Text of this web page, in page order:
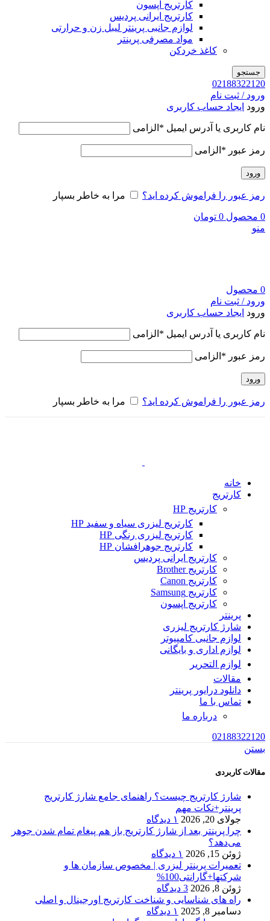
کارتریج اپسون
کارتریج ایرانی پردیس
لوازم جانبی پرینتر لیبل زن و حرارتی
مواد مصرفی پرینتر
کاغذ خردکن
جستجو
02188322120
ورود / ثبت نام
ورود ایجاد حساب کاربری
نام کاربری یا آدرس ایمیل * الزامی
رمز عبور * الزامی
ورود
رمز عبور را فراموش کرده اید؟ مرا به خاطر بسپار
0 محصول 0 تومان
منو
0 محصول
ورود / ثبت نام
ورود ایجاد حساب کاربری
نام کاربری یا آدرس ایمیل * الزامی
رمز عبور * الزامی
ورود
رمز عبور را فراموش کرده اید؟ مرا به خاطر بسپار
خانه
کارتریج
کارتریج HP
کارتریج لیزری سیاه و سفید HP
کارتریج لیزری رنگی HP
کارتریج جوهرافشان HP
کارتریج ایرانی پردیس
کارتریج Brother
کارتریج Canon
کارتریج Samsung
کارتریج اپسون
پرینتر
شارژ کارتریج لیزری
لوازم جانبی کامپیوتر
لوازم اداری و بایگانی
لوازم التحریر
مقالات
دانلود درایور پرینتر
تماس با ما
درباره ما
02188322120
بستن
مقالات کاربردی
شارژ کارتریج چیست؟ راهنمای جامع شارژ کارتریج
پرینتر+نکات مهم
جولای 20, 2026
۱ دیدگاه
چرا پرینتر بعد از شارژ کارتریج باز هم پیغام تمام شدن جوهر
می‌دهد؟
ژوئن 15, 2026
۱ دیدگاه
تعمیرات پرینتر لیزری | مخصوص سازمان ها و
شرکتها+گارانتی100%
ژوئن 8, 2026
3 دیدگاه
راه های شناسایی و شناخت کارتریج اورجینال و اصلی
دسامبر 8, 2025
۱ دیدگاه